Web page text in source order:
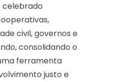
celebrado
civil, governos e
consolidando o
ferramenta
justo e